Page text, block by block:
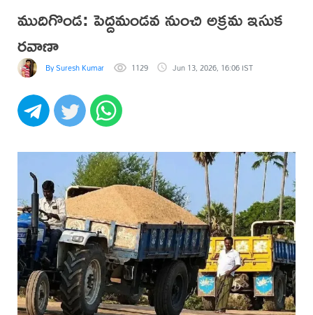
ముదిగొండ: పెద్దమండవ నుంచి అక్రమ ఇసుక
రవాణా
By Suresh Kumar 1129 Jun 13, 2026, 16:06 IST